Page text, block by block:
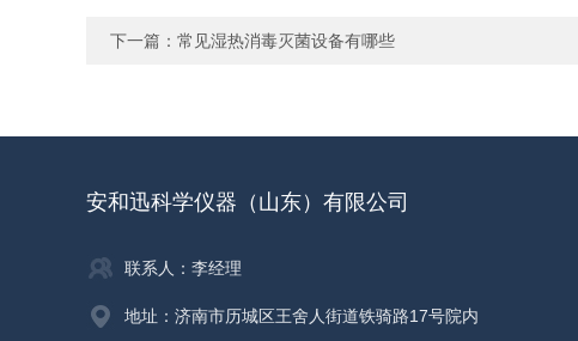
下一篇： 常见湿热消毒灭菌设备有哪些
安和迅科学仪器（山东）有限公司
联系人：李经理
地址：济南市历城区王舍人街道铁骑路17号院内